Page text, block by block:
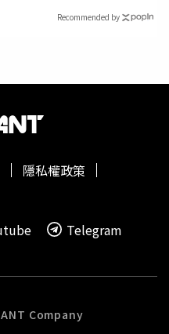
Recommended by
隱私權政策
Telegram
Company